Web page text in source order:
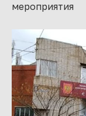
мероприятия